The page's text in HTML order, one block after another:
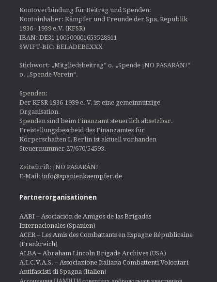
Kontoverbindung für Beitrag und Spenden:
Kontoinhaber: Kämpfer und Freunde der Spa, Republik
1936 - 1939 e.V. (KFSR)
IBAN: DE31 100500001653528911
SWIFT-BIC: BELADEBEXXX
Stichwort: „Mitgliedsbeitrag“ o. „Spende ¡NO PASARÁN!“
o. „Spende Verein“.
Spenden:
Der KFSR 1936-1939 e. V. ist eine gemeinnützige
Organisation.
Spenden sind beim Finanzamt steuerlich absetzbar.
Freistellungsbescheid des Finanzamtes für
Körperschaften I, Berlin ist aktuell vorhanden
Steuernummer 27/670/54593.
Zeitschrift: ¡NO PASARÁN!
E-Mail: info@spanienkaempfer.de
Partnerorganisationen
AABI – Asociación de Amigos de las Brigadas
Internacionales (Spanien)
ACER – Les Amis des Combattants en Espagne Républicaine
(Frankreich)
ALBA – Abraham Lincoln Brigade Archives (USA)
A.I.C.V.A.S. – Associazione Italiana Combattenti Volontari
Antifascisti di Spagna (Italien)